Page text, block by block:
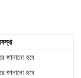
জানানো হবে
জানানো হবে